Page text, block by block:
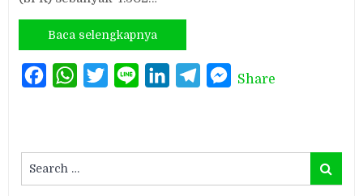
Baca selengkapnya
FacebookWhatsAppTwitterLine LinkedInTelegramMessenger
Share
for:
Search